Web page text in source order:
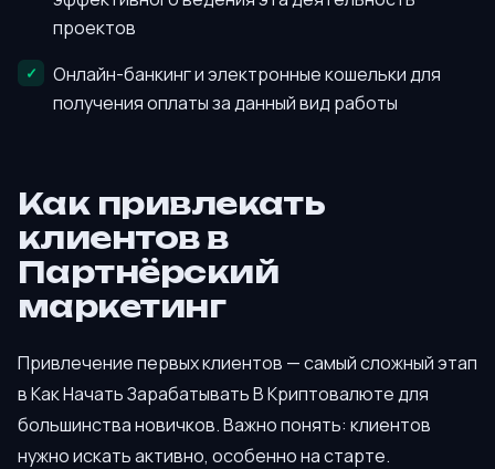
проектов
Онлайн-банкинг и электронные кошельки для
получения оплаты за данный вид работы
Как привлекать
клиентов в
Партнёрский
маркетинг
Привлечение первых клиентов — самый сложный этап
в Как Начать Зарабатывать В Криптовалюте для
большинства новичков. Важно понять: клиентов
нужно искать активно, особенно на старте.